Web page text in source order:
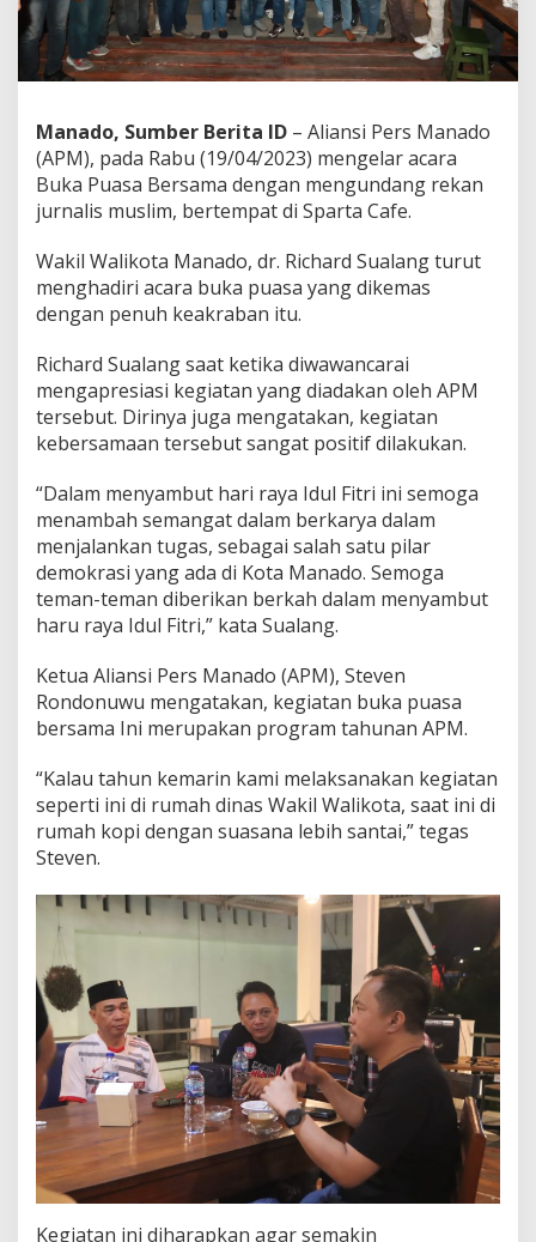
K
e
g
i
t
a
n
B
u
P
u
a
a
B
e
r
s
m
A
P
M
Manado, Sumber Berita ID – Aliansi Pers Manado
(APM), pada Rabu (19/04/2023) mengelar acara
Buka Puasa Bersama dengan mengundang rekan
jurnalis muslim, bertempat di Sparta Cafe.
Wakil Walikota Manado, dr. Richard Sualang turut
menghadiri acara buka puasa yang dikemas
dengan penuh keakraban itu.
Richard Sualang saat ketika diwawancarai
mengapresiasi kegiatan yang diadakan oleh APM
tersebut. Dirinya juga mengatakan, kegiatan
kebersamaan tersebut sangat positif dilakukan.
“Dalam menyambut hari raya Idul Fitri ini semoga
menambah semangat dalam berkarya dalam
menjalankan tugas, sebagai salah satu pilar
demokrasi yang ada di Kota Manado. Semoga
teman-teman diberikan berkah dalam menyambut
haru raya Idul Fitri,” kata Sualang.
Ketua Aliansi Pers Manado (APM), Steven
Rondonuwu mengatakan, kegiatan buka puasa
bersama Ini merupakan program tahunan APM.
“Kalau tahun kemarin kami melaksanakan kegiatan
seperti ini di rumah dinas Wakil Walikota, saat ini di
rumah kopi dengan suasana lebih santai,” tegas
Steven.
Kegiatan ini diharapkan agar semakin